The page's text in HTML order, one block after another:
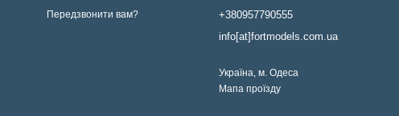
Передзвонити вам?
+380957790555
info[at]fortmodels.com.ua
Україна, м. Одеса
Мапа проїзду